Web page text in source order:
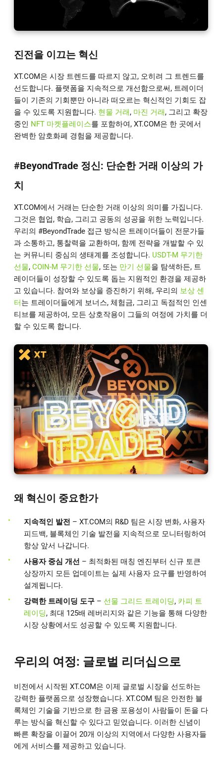
진전을 이끄는 혁신
XT.COM은 시장 트렌드를 따르지 않고, 오히려 그 트렌드를
선도합니다. 플랫폼을 지속적으로 개선함으로써, 트레이더
들이 기존의 기회뿐만 아니라 떠오르는 혁신적인 기회도 잡
을 수 있도록 지원합니다. 현물 거래, 마진 거래, 그리고 확장
중인 NFT 마켓플레이스를 포함하여, XT.COM은 한 곳에서
완벽한 암호화폐 경험을 제공합니다.
#BeyondTrade 정신: 단순한 거래 이상의 가
치
XT.COM에서 거래는 단순한 거래 이상의 의미를 가집니다.
그것은 협업, 학습, 그리고 공동의 성공을 위한 노력입니다.
우리의 #BeyondTrade 접근 방식은 트레이더들이 전문가들
과 소통하고, 통찰력을 교환하며, 함께 전략을 개발할 수 있
는 커뮤니티 중심의 생태계를 조성합니다. USDT-M 무기한
선물, COIN-M 무기한 선물, 또는 만기 선물을 탐색하든, 트
레이더들이 성장할 수 있도록 돕는 지원적인 환경을 제공하
고 있습니다. 참여와 보상을 증진하기 위해, 우리의 보상 센
터는 트레이더들에게 보너스, 체험금, 그리고 독점적인 인센
티브를 제공하여, 모든 상호작용이 그들의 여정에 가치를 더
할 수 있도록 합니다.
왜 혁신이 중요한가
지속적인 발전 – XT.COM의 R&D 팀은 시장 변화, 사용자
피드백, 블록체인 기술 발전을 지속적으로 모니터링하여
항상 앞서 나갑니다.
사용자 중심 개선 – 최적화된 매칭 엔진부터 신규 토큰
상장까지 모든 업데이트는 실제 사용자 요구를 반영하여
설계됩니다.
강력한 트레이딩 도구 – 선물 그리드 트레이딩, 카피 트
레이딩, 최대 125배 레버리지와 같은 기능을 통해 다양한
시장 상황에서도 성공할 수 있도록 지원합니다.
우리의 여정: 글로벌 리더십으로
비전에서 시작된 XT.COM은 이제 글로벌 시장을 선도하는
강력한 플랫폼으로 성장했습니다. XT.COM 팀은 안전한 블
록체인 기술을 기반으로 한 금융 포용성이 사람들이 돈을 다
루는 방식을 혁신할 수 있다고 믿었습니다. 이러한 신념이
빠른 확장을 이끌어 20개 이상의 지역에서 다양한 사용자들
에게 서비스를 제공하고 있습니다.